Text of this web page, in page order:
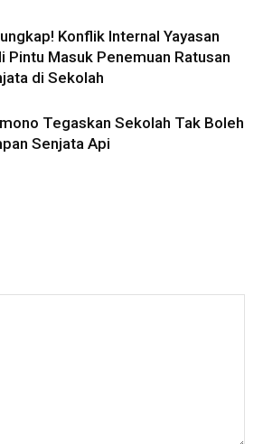
Konflik Internal Yayasan
Pintu Masuk Penemuan Ratusan
di Sekolah
Tegaskan Sekolah Tak Boleh
Senjata Api